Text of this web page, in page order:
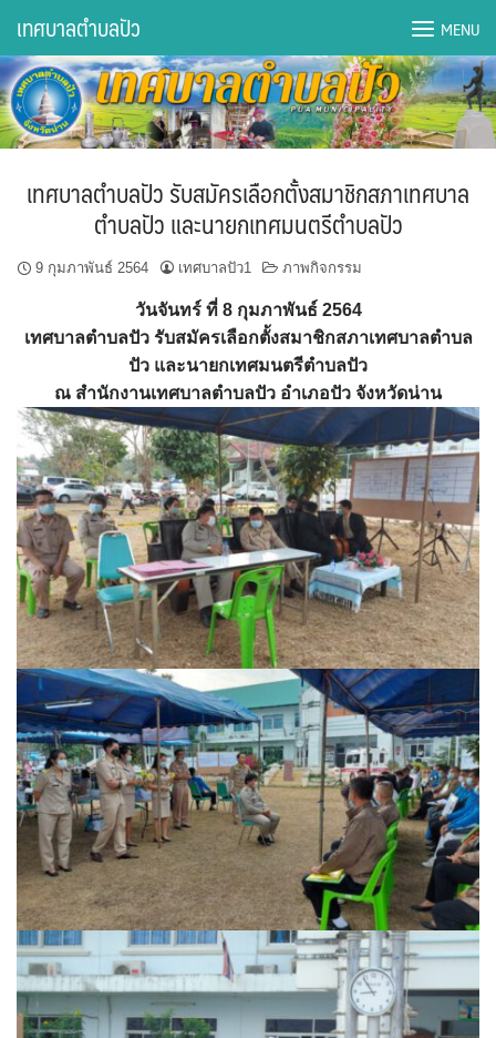
content
DWQA Ask Question
DWQA Questions
กองการศึกษา
กองคลัง
กองยุทธศาสตร์และงบประมาณ
กองสาธารณสุขฯ
การเปิดเผยข้อมูลข่าวสารปี 2566 integrity transparency
assessment ITA2023
ข้อกำหนดการใช้งาน
ข้อมูลประชากร
ข้อมูลพื้นฐานของศูนย์บริการนักท่องเที่ยว เทศบาลตำบลปัว
ขั้นตอนการขอรับบริการ
งบแสดงฐานะการคลัง
งบแสดงฐานะการเงิน เทศบาลตำบลปัว ประจำปีงบประมาณ 2561
ติดต่อหน่วยงาน
ที่พัก
Amante Baristro Hotel & Cafe’ @Pua
เทศบาลตำบลปัว MENU
เทศบาลตำบลปัว รับสมัครเลือกตั้งสมาชิกสภาเทศบาล
ตำบลปัว และนายกเทศมนตรีตำบลปัว
9 กุมภาพันธ์ 2564 เทศบาลปัว1 ภาพกิจกรรม
วันจันทร์ ที่ 8 กุมภาพันธ์ 2564
เทศบาลตำบลปัว รับสมัครเลือกตั้งสมาชิกสภาเทศบาลตำบล
ปัว และนายกเทศมนตรีตำบลปัว
ณ สำนักงานเทศบาลตำบลปัว อำเภอปัว จังหวัดน่าน